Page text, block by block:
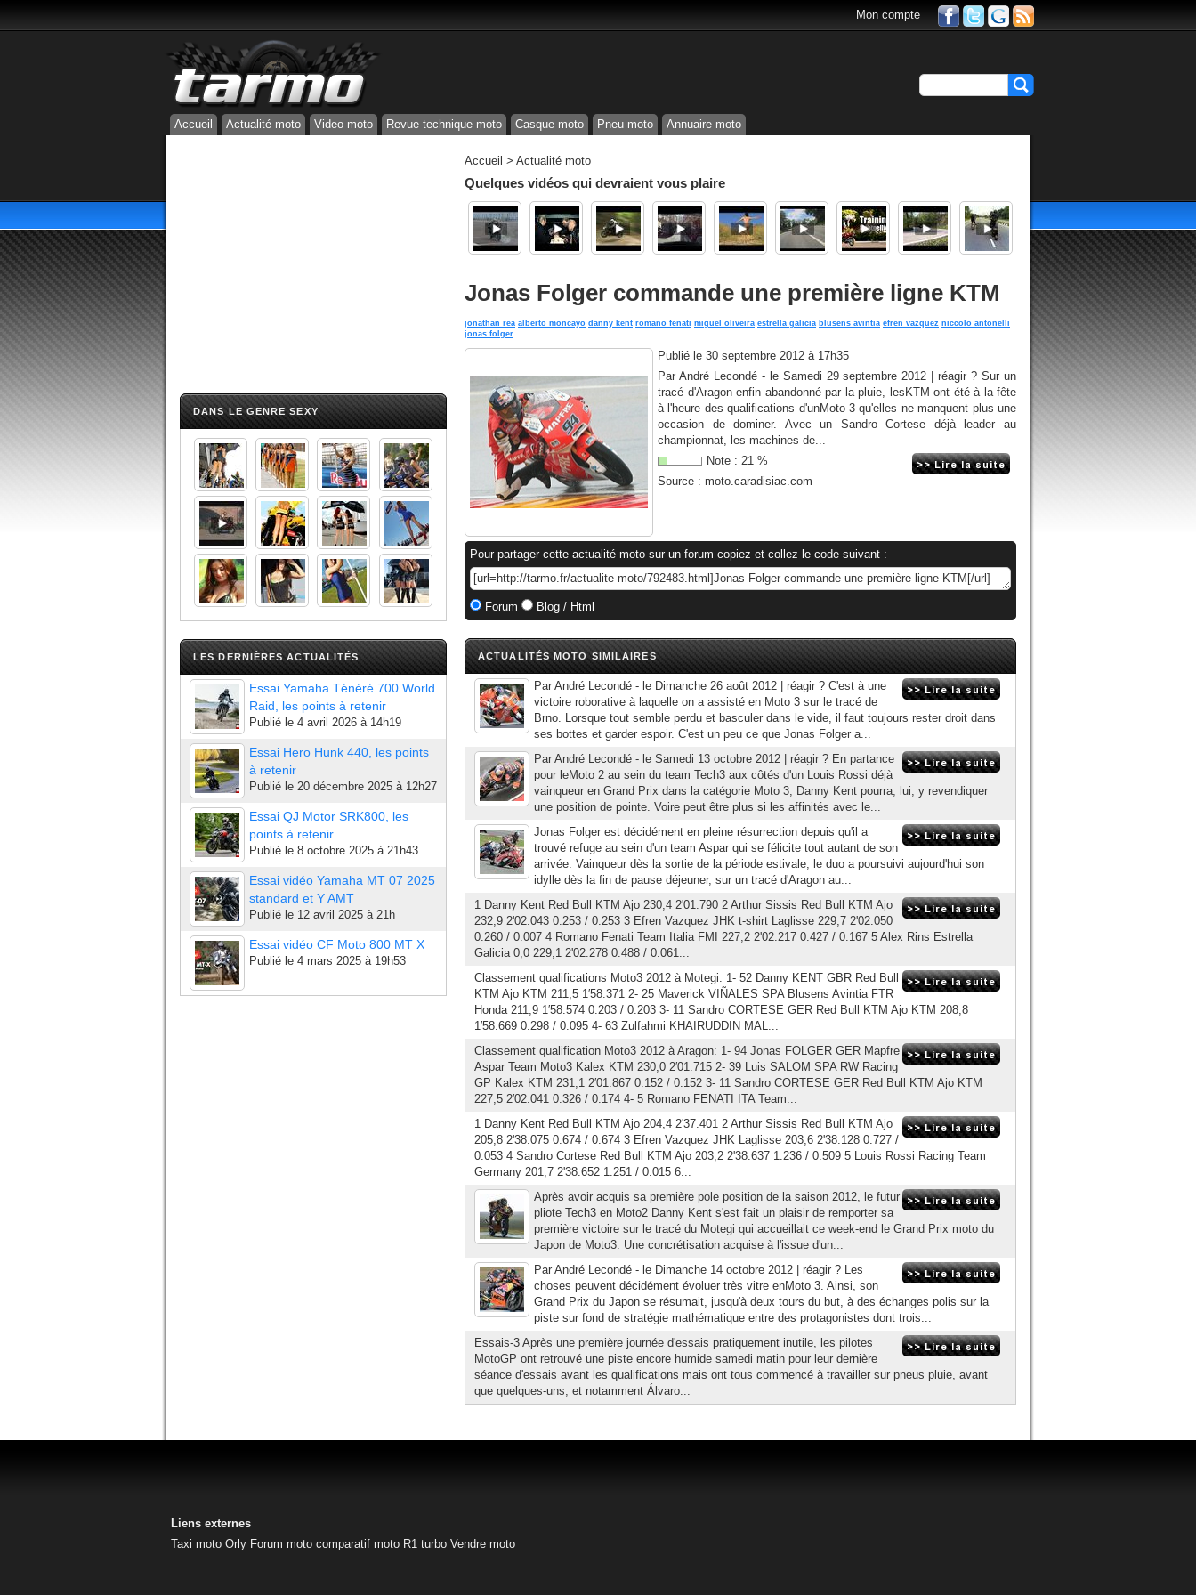
Mon compte
Accueil Actualité moto Video moto Revue technique moto Casque moto Pneu moto Annuaire moto
DANS LE GENRE SEXY
LES DERNIÈRES ACTUALITÉS
Essai Yamaha Ténéré 700 World
Raid, les points à retenir
Publié le 4 avril 2026 à 14h19
Essai Hero Hunk 440, les points
à retenir
Publié le 20 décembre 2025 à 12h27
Essai QJ Motor SRK800, les
points à retenir
Publié le 8 octobre 2025 à 21h43
Essai vidéo Yamaha MT 07 2025
standard et Y AMT
Publié le 12 avril 2025 à 21h
Essai vidéo CF Moto 800 MT X
Publié le 4 mars 2025 à 19h53
Accueil > Actualité moto
Quelques vidéos qui devraient vous plaire
Jonas Folger commande une première ligne KTM
jonathan rea alberto moncayo danny kent romano fenati miguel oliveira estrella galicia blusens avintia efren vazquez niccolo antonelli
jonas folger
Publié le 30 septembre 2012 à 17h35
Par André Lecondé - le Samedi 29 septembre 2012 | réagir ? Sur un
tracé d'Aragon enfin abandonné par la pluie, lesKTM ont été à la fête
à l'heure des qualifications d'unMoto 3 qu'elles ne manquent plus une
occasion de dominer. Avec un Sandro Cortese déjà leader au
championnat, les machines de...
Note : 21 %
Source : moto.caradisiac.com
Pour partager cette actualité moto sur un forum copiez et collez le code suivant :
Forum Blog / Html
ACTUALITÉS MOTO SIMILAIRES
Par André Lecondé - le Dimanche 26 août 2012 | réagir ? C'est à une
victoire roborative à laquelle on a assisté en Moto 3 sur le tracé de
Brno. Lorsque tout semble perdu et basculer dans le vide, il faut toujours rester droit dans
ses bottes et garder espoir. C'est un peu ce que Jonas Folger a...
Par André Lecondé - le Samedi 13 octobre 2012 | réagir ? En partance
pour leMoto 2 au sein du team Tech3 aux côtés d'un Louis Rossi déjà
vainqueur en Grand Prix dans la catégorie Moto 3, Danny Kent pourra, lui, y revendiquer
une position de pointe. Voire peut être plus si les affinités avec le...
Jonas Folger est décidément en pleine résurrection depuis qu'il a
trouvé refuge au sein d'un team Aspar qui se félicite tout autant de son
arrivée. Vainqueur dès la sortie de la période estivale, le duo a poursuivi aujourd'hui son
idylle dès la fin de pause déjeuner, sur un tracé d'Aragon au...
1 Danny Kent Red Bull KTM Ajo 230,4 2'01.790 2 Arthur Sissis Red Bull KTM Ajo
232,9 2'02.043 0.253 / 0.253 3 Efren Vazquez JHK t-shirt Laglisse 229,7 2'02.050
0.260 / 0.007 4 Romano Fenati Team Italia FMI 227,2 2'02.217 0.427 / 0.167 5 Alex Rins Estrella
Galicia 0,0 229,1 2'02.278 0.488 / 0.061...
Classement qualifications Moto3 2012 à Motegi: 1- 52 Danny KENT GBR Red Bull
KTM Ajo KTM 211,5 1′58.371 2- 25 Maverick VIÑALES SPA Blusens Avintia FTR
Honda 211,9 1′58.574 0.203 / 0.203 3- 11 Sandro CORTESE GER Red Bull KTM Ajo KTM 208,8
1′58.669 0.298 / 0.095 4- 63 Zulfahmi KHAIRUDDIN MAL...
Classement qualification Moto3 2012 à Aragon: 1- 94 Jonas FOLGER GER Mapfre
Aspar Team Moto3 Kalex KTM 230,0 2′01.715 2- 39 Luis SALOM SPA RW Racing
GP Kalex KTM 231,1 2′01.867 0.152 / 0.152 3- 11 Sandro CORTESE GER Red Bull KTM Ajo KTM
227,5 2′02.041 0.326 / 0.174 4- 5 Romano FENATI ITA Team...
1 Danny Kent Red Bull KTM Ajo 204,4 2'37.401 2 Arthur Sissis Red Bull KTM Ajo
205,8 2'38.075 0.674 / 0.674 3 Efren Vazquez JHK Laglisse 203,6 2'38.128 0.727 /
0.053 4 Sandro Cortese Red Bull KTM Ajo 203,2 2'38.637 1.236 / 0.509 5 Louis Rossi Racing Team
Germany 201,7 2'38.652 1.251 / 0.015 6...
Après avoir acquis sa première pole position de la saison 2012, le futur
pliote Tech3 en Moto2 Danny Kent s'est fait un plaisir de remporter sa
première victoire sur le tracé du Motegi qui accueillait ce week-end le Grand Prix moto du
Japon de Moto3. Une concrétisation acquise à l'issue d'un...
Par André Lecondé - le Dimanche 14 octobre 2012 | réagir ? Les
choses peuvent décidément évoluer très vitre enMoto 3. Ainsi, son
Grand Prix du Japon se résumait, jusqu'à deux tours du but, à des échanges polis sur la
piste sur fond de stratégie mathématique entre des protagonistes dont trois...
Essais-3 Après une première journée d'essais pratiquement inutile, les pilotes
MotoGP ont retrouvé une piste encore humide samedi matin pour leur dernière
séance d'essais avant les qualifications mais ont tous commencé à travailler sur pneus pluie, avant
que quelques-uns, et notamment Álvaro...
Liens externes
Taxi moto Orly Forum moto comparatif moto R1 turbo Vendre moto